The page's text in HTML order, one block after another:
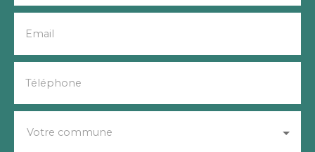
Email
Téléphone
Votre commune